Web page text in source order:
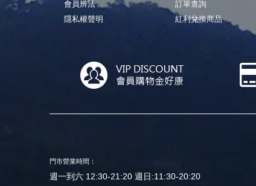
會員辨法
隱私權聲明
訂單查詢
紅利兌換商品
門市營業時間：
週一到六 12:30-21:20 週日:11:30-20:20